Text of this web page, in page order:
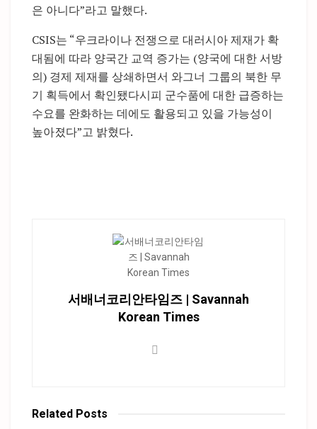
은 아니다”라고 말했다.
CSIS는 “우크라이나 전쟁으로 대러시아 제재가 확
대됨에 따라 양국간 교역 증가는 (양국에 대한 서방
의) 경제 제재를 상쇄하면서 와그너 그룹의 북한 무
기 획득에서 확인됐다시피 군수품에 대한 급증하는
수요를 완화하는 데에도 활용되고 있을 가능성이
높아졌다”고 밝혔다.
서배너코리안타임즈 | Savannah
Korean Times
Related Posts